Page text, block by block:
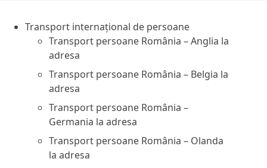
Transport internațional de persoane
Transport persoane România – Anglia la
adresa
Transport persoane România – Belgia la
adresa
Transport persoane România –
Germania la adresa
Transport persoane România – Olanda
la adresa